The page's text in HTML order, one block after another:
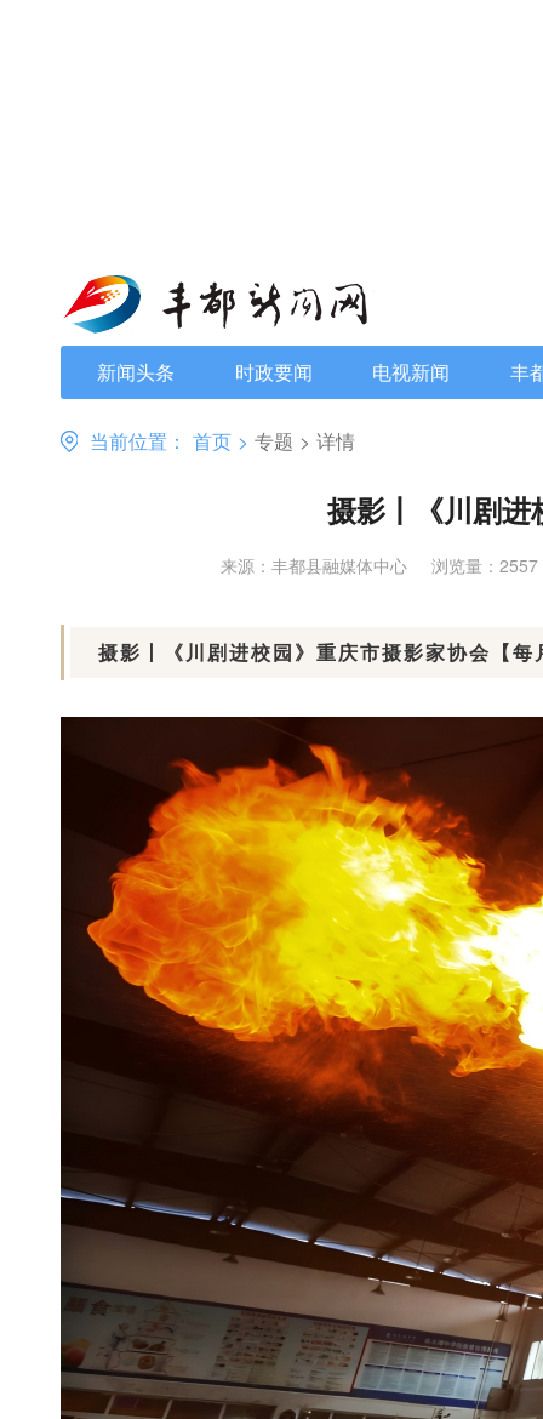
新闻头条 时政要闻 电视新闻 丰
当前位置： 首页 > 专题 > 详情
摄影丨《川剧进
来源：丰都县融媒体中心 浏览量：2557
摄影丨《川剧进校园》重庆市摄影家协会【